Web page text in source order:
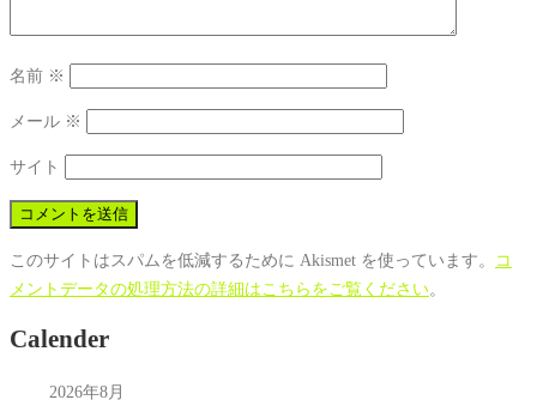
名前 ※
メール ※
サイト
このサイトはスパムを低減するために Akismet を使っています。
コ
メントデータの処理方法の詳細はこちらをご覧ください。
Calender
2026年8月